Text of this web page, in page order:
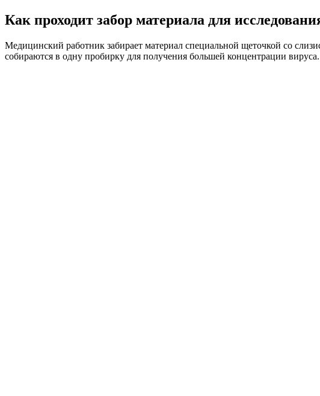
Как проходит забор материала для
Медицинский работник забирает материал специальной щеточкой со
собираются в одну пробирку для получения большей концентрации вируса.